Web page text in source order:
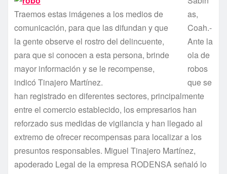
Traemos estas imágenes a los medios de
comunicación, para que las difundan y que
la gente observe el rostro del delincuente,
para que si conocen a esta persona, brinde
mayor información y se le recompense,
indicó Tinajero Martí­nez.
as,
Coah.-
Ante la
ola de
robos
que se
han registrado en diferentes sectores, principalmente
entre el comercio establecido, los empresarios han
reforzado sus medidas de vigilancia y han llegado al
extremo de ofrecer recompensas para localizar a los
presuntos responsables. Miguel Tinajero Martí­nez,
apoderado Legal de la empresa RODENSA señaló lo